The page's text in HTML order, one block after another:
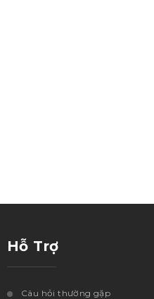
Hỗ Trợ
Câu hỏi thường gặp